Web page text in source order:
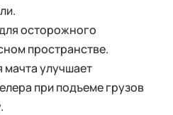
осторожного
пространстве.
мачта улучшает
при подъеме грузов